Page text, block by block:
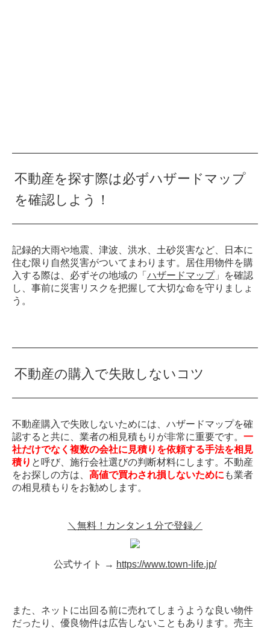
不動産を探す際は必ずハザードマップ
を確認しよう！
記録的大雨や地震、津波、洪水、土砂災害など、日本に
住む限り自然災害がついてまわります。居住用物件を購
入する際は、必ずその地域の「 ハザードマップ」を確認
し、事前に災害リスクを把握して大切な命を守りましょ
う。
不動産の購入で失敗しないコツ
不動産購入で失敗しないためには、ハザードマップを確
認すると共に、業者の相見積もりが非常に重要です。 一
社だけでなく複数の会社に見積りを依頼する手法を相見
積り と呼び、施行会社選びの判断材料にします。不動産
をお探しの方は、 高値で買わされ損しないために も業者
の相見積もりをお勧めします。
＼無料！カンタン１分で登録／
公式サイト → https://www.town-life.jp/
また、ネットに出回る前に売れてしまうような良い物件
だったり、優良物件は広告しないこともあります。売主